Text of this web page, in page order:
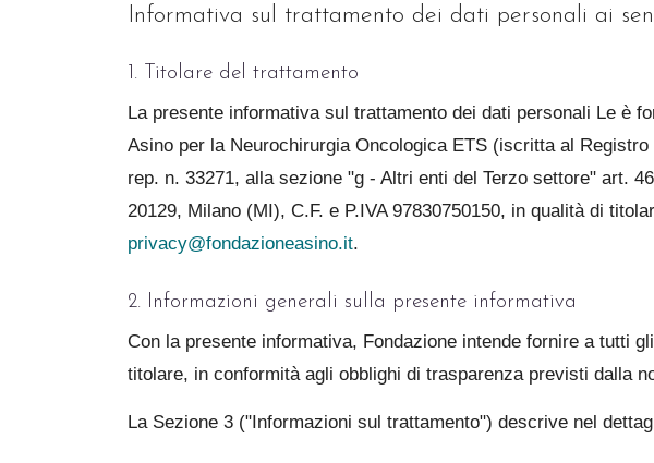
Informativa sul trattamento dei dati personali ai
1. Titolare del trattamento
La presente informativa sul trattamento dei dati personali Le è
Asino per la Neurochirurgia Oncologica ETS (iscritta al
rep. n. 33271, alla sezione "g - Altri enti del Terzo settore" art.
20129, Milano (MI), C.F. e P.IVA 97830750150, in qualità di
privacy@fondazioneasino.it.
2. Informazioni generali sulla presente informativa
Con la presente informativa, Fondazione intende fornire a tutti
titolare, in conformità agli obblighi di trasparenza previsti dalla
La Sezione 3 ("Informazioni sul trattamento") descrive nel